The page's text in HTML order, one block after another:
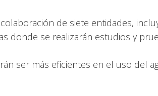
de siete entidades,
donde se realizarán estudios y
ser más eficientes en el uso